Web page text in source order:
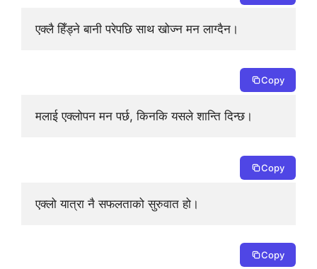
एक्लै हिँड्ने बानी परेपछि साथ खोज्न मन लाग्दैन।
Copy
मलाई एक्लोपन मन पर्छ, किनकि यसले शान्ति दिन्छ।
Copy
एक्लो यात्रा नै सफलताको सुरुवात हो।
Copy